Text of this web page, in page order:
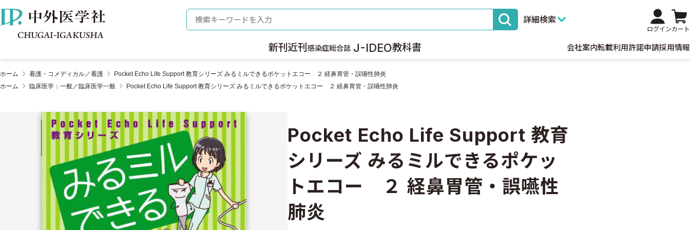
株式会社 中外医学社 検索キーワード 詳細検索
ログインカート
新刊 近刊 感染症総合誌 J-IDEO教科書 会社案内転載利用許諾申請採用情報
ホーム 看護・コメディカル／看護
Pocket Echo Life Support 教育シリーズ みるミルできるポケットエコー ２ 経鼻胃管・誤嚥性肺炎
ホーム
臨床医学：一般／臨床医学一般 Pocket Echo Life Support 教育シリーズ みるミルできるポケットエコー ２ 経鼻胃管・誤嚥性肺炎
Pocket Echo Life Support 教育
シリーズ みるミルできるポケッ
トエコー ２ 経鼻胃管・誤嚥性
肺炎